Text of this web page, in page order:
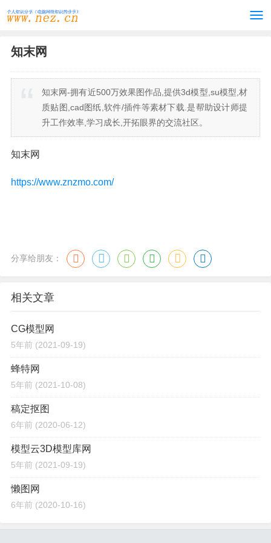
知末网
知末网-拥有近500万效果图作品,提供3d模型,su模型,材
质贴图,cad图纸,软件/插件等素材下载.是帮助设计师提
升工作效率,学习成长,开拓眼界的交流社区。
知末网
https://www.znzmo.com/
分享给朋友：
相关文章
CG模型网
5年前 (2021-09-19)
蜂特网
5年前 (2021-10-08)
稿定抠图
6年前 (2020-06-12)
模型云3D模型库网
5年前 (2021-09-19)
懒图网
6年前 (2020-10-16)